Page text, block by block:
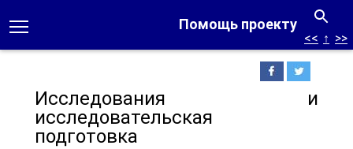
Помощь проекту
<< ↑ >>
Исследования и
исследовательская
подготовка